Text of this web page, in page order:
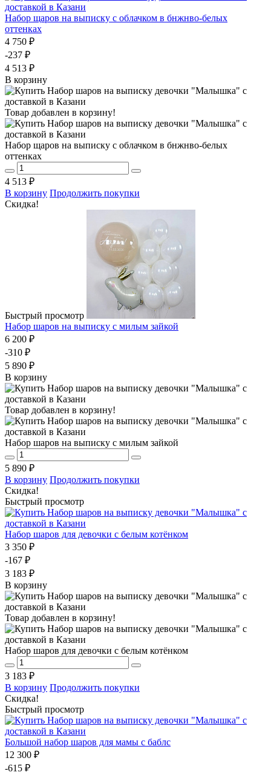
Набор щаров на выписку с облачком в бнжнво-белых
оттенках
4 750 ₽
-237 ₽
4 513 ₽
В корзину
Товар добавлен в корзину!
Набор щаров на выписку с облачком в бнжнво-белых
оттенках
4 513 ₽
В корзину Продолжить покупки
Скидка!
Быстрый просмотр
Набор шаров на выписку с милым зайкой
6 200 ₽
-310 ₽
5 890 ₽
В корзину
Товар добавлен в корзину!
Набор шаров на выписку с милым зайкой
5 890 ₽
В корзину Продолжить покупки
Скидка!
Быстрый просмотр
Набор шаров для девочки с белым котёнком
3 350 ₽
-167 ₽
3 183 ₽
В корзину
Товар добавлен в корзину!
Набор шаров для девочки с белым котёнком
3 183 ₽
В корзину Продолжить покупки
Скидка!
Быстрый просмотр
Большой набор шаров для мамы с баблс
12 300 ₽
-615 ₽